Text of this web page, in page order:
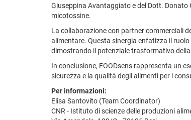
Giuseppina Avantaggiato e del Dott. Donato
micotossine.
La collaborazione con partner commerciali
alimentare. Questa sinergia enfatizza il
dimostrando il potenziale trasformativo
In conclusione, FOODsens rappresenta un
sicurezza e la qualità degli alimenti per i
Per informazioni:
Elisa Santovito (Team Coordinator)
CNR - Istituto di scienze delle produzioni